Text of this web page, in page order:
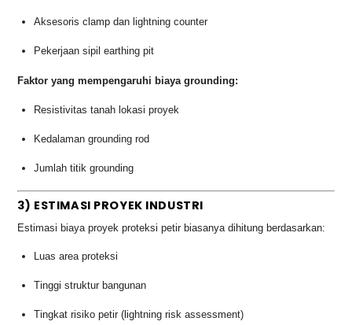
Aksesoris clamp dan lightning counter
Pekerjaan sipil earthing pit
Faktor yang mempengaruhi biaya grounding:
Resistivitas tanah lokasi proyek
Kedalaman grounding rod
Jumlah titik grounding
3) ESTIMASI PROYEK INDUSTRI
Estimasi biaya proyek proteksi petir biasanya dihitung berdasarkan:
Luas area proteksi
Tinggi struktur bangunan
Tingkat risiko petir (lightning risk assessment)